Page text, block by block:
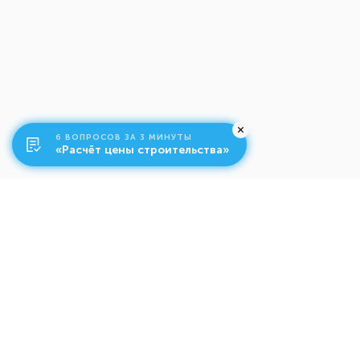
6 ВОПРОСОВ ЗА 3 МИНУТЫ
«Расчёт цены строительства»